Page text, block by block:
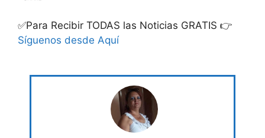
✅Para Recibir TODAS las Noticias GRATIS 👉
Síguenos desde Aquí